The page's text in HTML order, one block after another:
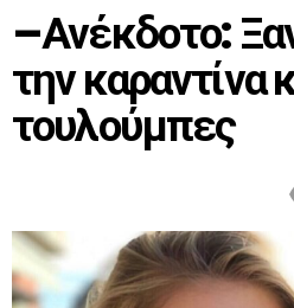
–Ανέκδοτο:
την καραντίνα
τουλούμπες